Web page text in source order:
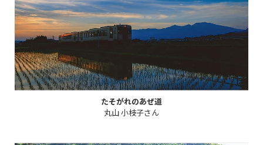
たそがれのあぜ道
丸山 小枝子さん